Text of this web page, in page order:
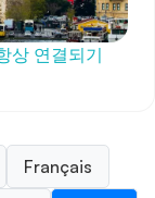
상 연결되기
Français